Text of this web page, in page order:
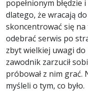
popełnionym
dlatego, że wracają
skoncentrować się na
odebrać serwis po
zbyt wielkiej uwagi do
zawodnik zarzucił
próbował z nim grać.
myśleli o tym, co było.